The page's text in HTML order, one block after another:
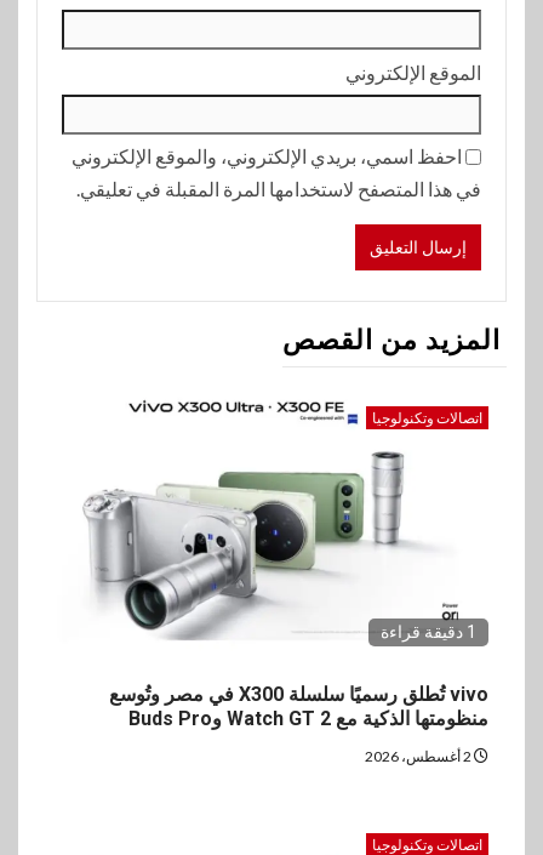
الموقع الإلكتروني
احفظ اسمي، بريدي الإلكتروني، والموقع الإلكتروني
في هذا المتصفح لاستخدامها المرة المقبلة في تعليقي.
المزيد من القصص
اتصالات وتكنولوجيا
1 دقيقة قراءة
vivo تُطلق رسميًا سلسلة X300 في مصر وتُوسع
منظومتها الذكية مع Watch GT 2 وBuds Pro
اتصالات وتكنولوجيا